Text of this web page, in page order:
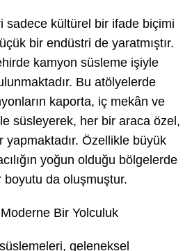
sadece kültürel bir ifade biçimi
bir endüstri de yaratmıştır.
kamyon süsleme işiyle
Bu atölyelerde
kaporta, iç mekân ve
süsleyerek, her bir araca özel,
yapmaktadır. Özellikle büyük
yoğun olduğu bölgelerde
boyutu da oluşmuştur.
Bir Yolculuk
geleneksel